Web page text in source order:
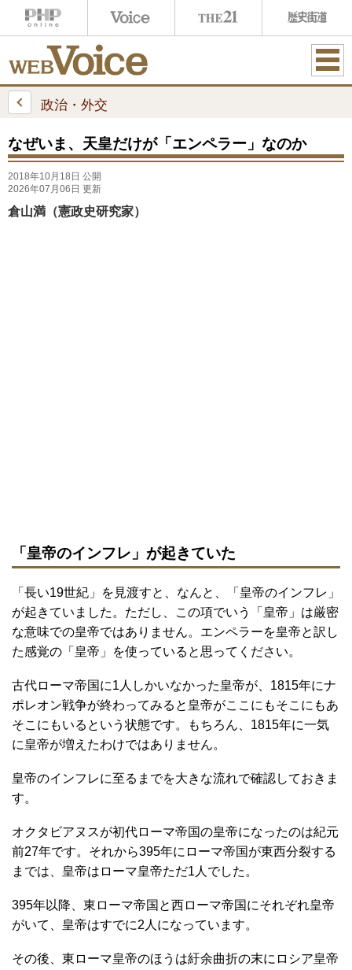
ME
政治・外交
なぜいま、天皇だけが「エンペラー」なのか
2018年10月18日 公開
2026年07月06日 更新
倉山満（憲政史研究家）
「皇帝のインフレ」が起きていた
「長い19世紀」を見渡すと、なんと、「皇帝のインフレ」
が起きていました。ただし、この項でいう「皇帝」は厳密
な意味での皇帝ではありません。エンペラーを皇帝と訳し
た感覚の「皇帝」を使っていると思ってください。
古代ローマ帝国に1人しかいなかった皇帝が、1815年にナ
ポレオン戦争が終わってみると皇帝がここにもそこにもあ
そこにもいるという状態です。もちろん、1815年に一気
に皇帝が増えたわけではありません。
皇帝のインフレに至るまでを大きな流れで確認しておきま
す。
オクタビアヌスが初代ローマ帝国の皇帝になったのは紀元
前27年です。それから395年にローマ帝国が東西分裂する
までは、皇帝はローマ皇帝ただ1人でした。
395年以降、東ローマ帝国と西ローマ帝国にそれぞれ皇帝
がいて、皇帝はすでに2人になっています。
その後、東ローマ皇帝のほうは紆余曲折の末にロシア皇帝